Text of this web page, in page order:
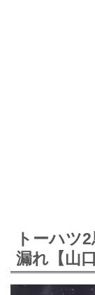
トーハツ
漏れ【山